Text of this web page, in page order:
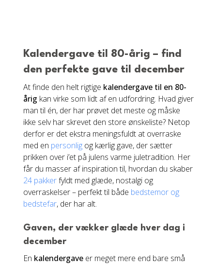
Kalendergave til 80-årig – find
den perfekte gave til december
At finde den helt rigtige kalendergave til en 80-
årig kan virke som lidt af en udfordring. Hvad giver
man til én, der har prøvet det meste og måske
ikke selv har skrevet den store ønskeliste? Netop
derfor er det ekstra meningsfuldt at overraske
med en personlig og kærlig gave, der sætter
prikken over i’et på julens varme juletradition. Her
får du masser af inspiration til, hvordan du skaber
24 pakkerfyldt med glæde, nostalgi og
overraskelser – perfekt til både bedstemor og
bedstefar, der har alt.
Gaven, der vækker glæde hver dag i
december
En kalendergave er meget mere end bare små